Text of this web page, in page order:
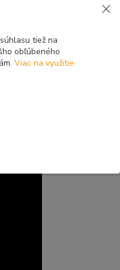
tiež na
obľúbeného
Viac na využitie